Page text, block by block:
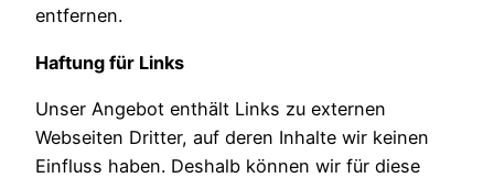
entfernen.
Haftung für Links
Unser Angebot enthält Links zu externen
Webseiten Dritter, auf deren Inhalte wir keinen
Einfluss haben. Deshalb können wir für diese